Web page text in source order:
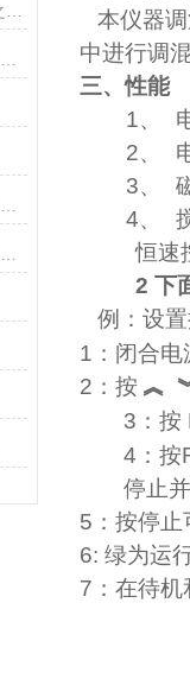
本仪器
中进行调
三、性能
1、
2、
3、
4、
恒速
2 下
例：设
1 ：闭合
2 ：按 ︽
3 ：按
4 ：按
停止
5 ：按停
6: 绿为运
7 ：在待